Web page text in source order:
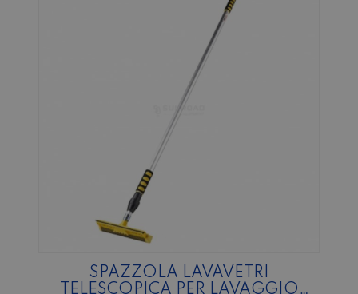
SPAZZOLA LAVAVETRI
TELESCOPICA PER LAVAGGIO